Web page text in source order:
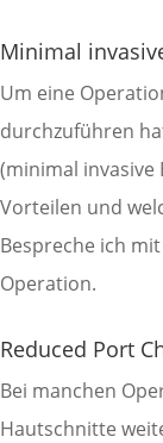
Minimal
Um eine
durchzuführen
(minimal invasive
Vorteilen und
Bespreche ich
Operation.
Reduced Port
Bei manchen
Hautschnitte